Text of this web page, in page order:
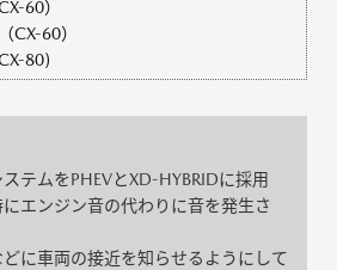
60）
CX-60）
80)
テムをPHEVとXD-HYBRIDに採用
エンジン音の代わりに音を発生さ
に車両の接近を知らせるようにして